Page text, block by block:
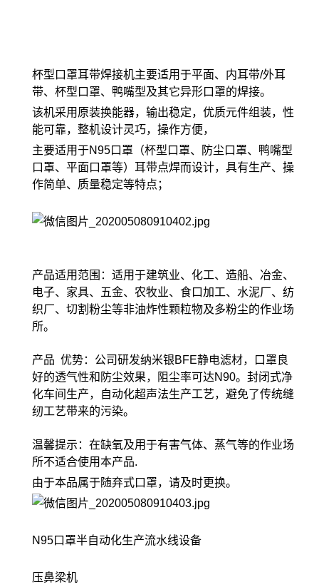
杯型口罩耳带焊接机主要适用于平面、内耳带/外耳
带、杯型口罩、鸭嘴型及其它异形口罩的焊接。
该机采用原装换能器，输出稳定，优质元件组装，性
能可靠，整机设计灵巧，操作方便，
主要适用于N95口罩（杯型口罩、防尘口罩、鸭嘴型
口罩、平面口罩等）耳带点焊而设计，具有生产、操
作简单、质量稳定等特点；
产品适用范围：适用于建筑业、化工、造船、冶金、
电子、家具、五金、农牧业、食口加工、水泥厂、纺
织厂、切割粉尘等非油炸性颗粒物及多粉尘的作业场
所。
产品 优势：公司研发纳米银BFE静电滤材，口罩良
好的透气性和防尘效果，阻尘率可达N90。封闭式净
化车间生产，自动化超声法生产工艺，避免了传统缝
纫工艺带来的污染。
温馨提示：在缺氧及用于有害气体、蒸气等的作业场
所不适合使用本产品.
由于本品属于随弃式口罩，请及时更换。
N95口罩半自动化生产流水线设备
压鼻梁机